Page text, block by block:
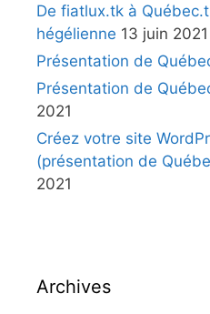
De fiatlux.tk à
hégélienne 13 juin 2021
Présentation de
Présentation de
2021
Créez votre site
(présentation de
2021
Archives